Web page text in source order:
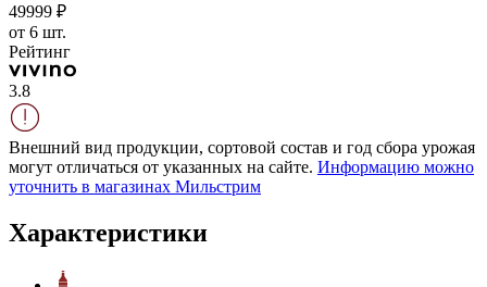
49999 ₽
от 6 шт.
Рейтинг
3.8
Внешний вид продукции, сортовой состав и год сбора урожая
могут отличаться от указанных на сайте. Информацию можно
уточнить в магазинах Мильстрим
Характеристики